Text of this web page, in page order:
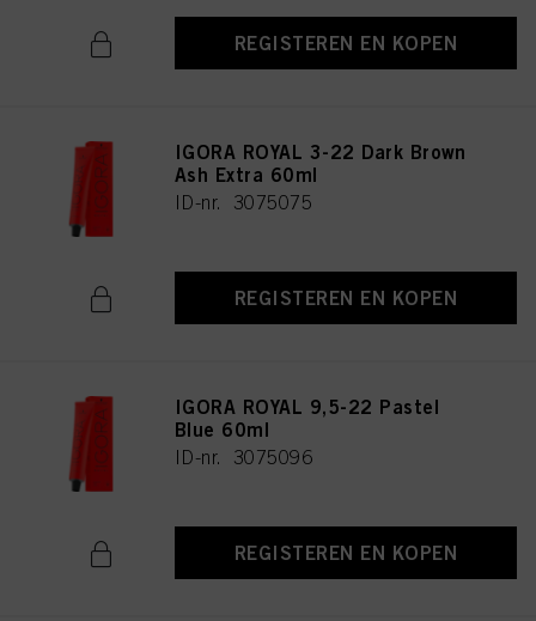
REGISTEREN EN KOPEN
IGORA ROYAL 3-22 Dark Brown
Ash Extra 60ml
ID-nr. 3075075
REGISTEREN EN KOPEN
IGORA ROYAL 9,5-22 Pastel
Blue 60ml
ID-nr. 3075096
REGISTEREN EN KOPEN